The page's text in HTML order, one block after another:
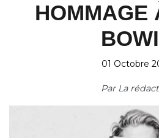
HOMMAGE
01 Octobre
Par La